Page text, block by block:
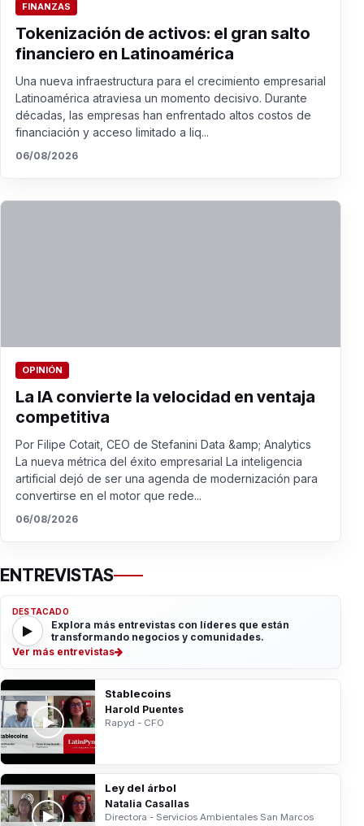
FINANZAS
Tokenización de activos: el gran salto
financiero en Latinoamérica
Una nueva infraestructura para el crecimiento empresarial
Latinoamérica atraviesa un momento decisivo. Durante
décadas, las empresas han enfrentado altos costos de
financiación y acceso limitado a liq...
06/08/2026
OPINIÓN
La IA convierte la velocidad en ventaja
competitiva
Por Filipe Cotait, CEO de Stefanini Data &amp; Analytics
La nueva métrica del éxito empresarial La inteligencia
artificial dejó de ser una agenda de modernización para
convertirse en el motor que rede...
06/08/2026
ENTREVISTAS
DESTACADO
Explora más entrevistas con líderes que están
transformando negocios y comunidades.
Ver más entrevistas
Stablecoins
Harold Puentes
Rapyd - CFO
Ley del árbol
Natalia Casallas
Directora - Servicios Ambientales San Marcos